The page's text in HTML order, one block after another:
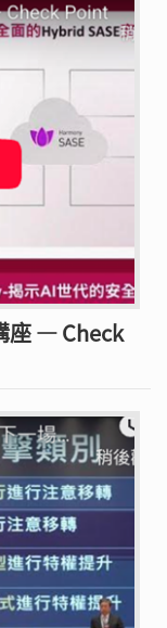
座 — Check